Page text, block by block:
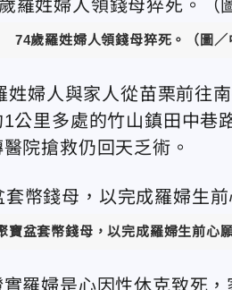
74歲羅姓婦人領錢母猝死。（圖／
姓婦人與家人從苗栗前往
公里多處的竹山鎮田中巷
院搶救仍回天乏術。
寶盆套幣錢母，以完成羅婦生前心
羅婦是心因性休克致死